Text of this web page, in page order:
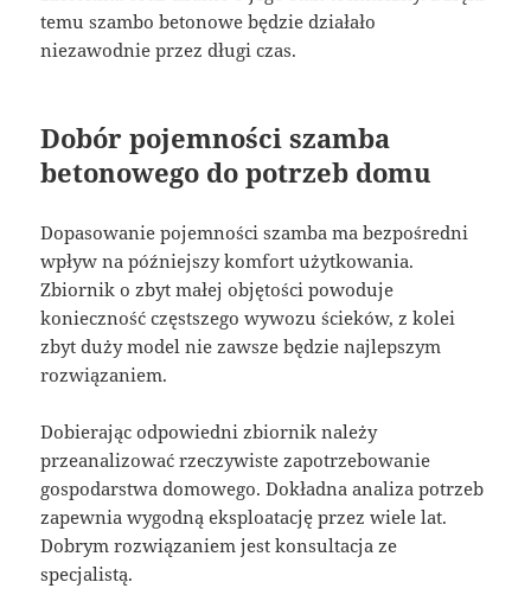
temu szambo betonowe będzie działało
niezawodnie przez długi czas.
Dobór pojemności szamba
betonowego do potrzeb domu
Dopasowanie pojemności szamba ma bezpośredni
wpływ na późniejszy komfort użytkowania.
Zbiornik o zbyt małej objętości powoduje
konieczność częstszego wywozu ścieków, z kolei
zbyt duży model nie zawsze będzie najlepszym
rozwiązaniem.
Dobierając odpowiedni zbiornik należy
przeanalizować rzeczywiste zapotrzebowanie
gospodarstwa domowego. Dokładna analiza potrzeb
zapewnia wygodną eksploatację przez wiele lat.
Dobrym rozwiązaniem jest konsultacja ze
specjalistą.